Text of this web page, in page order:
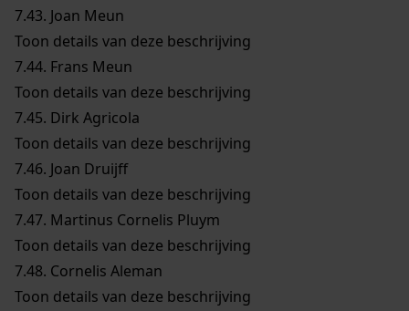
7.43. Joan Meun
Toon details van deze beschrijving
7.44. Frans Meun
Toon details van deze beschrijving
7.45. Dirk Agricola
Toon details van deze beschrijving
7.46. Joan Druijff
Toon details van deze beschrijving
7.47. Martinus Cornelis Pluym
Toon details van deze beschrijving
7.48. Cornelis Aleman
Toon details van deze beschrijving